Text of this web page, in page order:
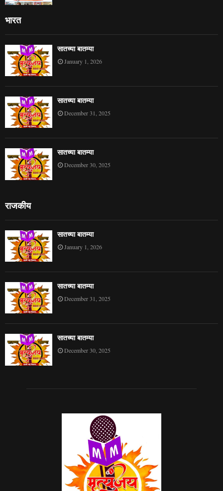
भारत
सातच्या बातम्या
January 1, 2026
सातच्या बातम्या
December 31, 2025
सातच्या बातम्या
December 30, 2025
राजकीय
सातच्या बातम्या
January 1, 2026
सातच्या बातम्या
December 31, 2025
सातच्या बातम्या
December 30, 2025